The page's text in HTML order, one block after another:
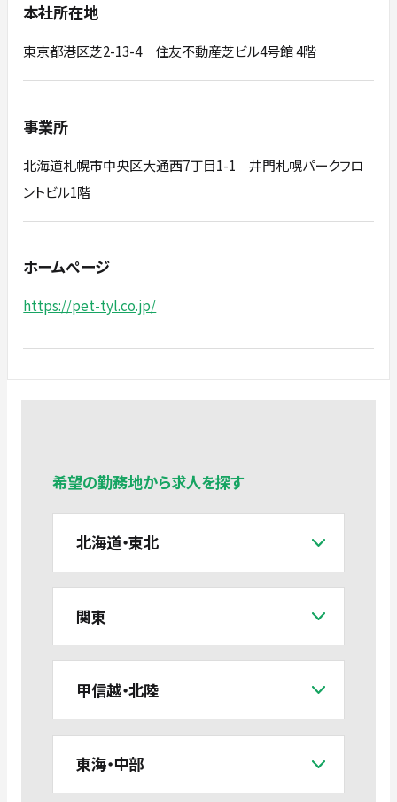
本社所在地
東京都港区芝2-13-4 住友不動産芝ビル4号館 4階
事業所
北海道札幌市中央区大通西7丁目1-1 井門札幌パークフロ
ントビル1階
ホームページ
https://pet-tyl.co.jp/
希望の勤務地から求人を探す
北海道・東北
関東
甲信越・北陸
東海・中部